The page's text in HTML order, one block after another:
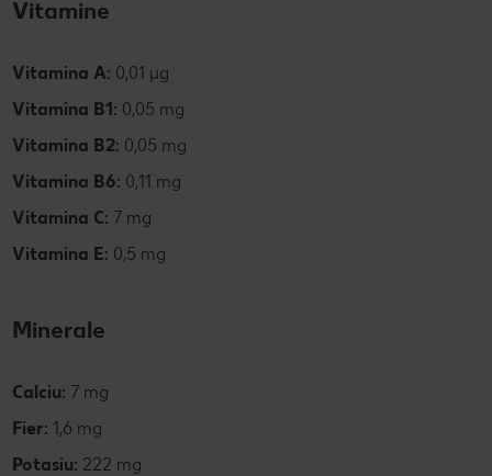
Vitamine
Vitamina A: 0,01 µg
Vitamina B1: 0,05 mg
Vitamina B2: 0,05 mg
Vitamina B6: 0,11 mg
Vitamina C: 7 mg
Vitamina E: 0,5 mg
Minerale
Calciu: 7 mg
Fier: 1,6 mg
Potasiu: 222 mg